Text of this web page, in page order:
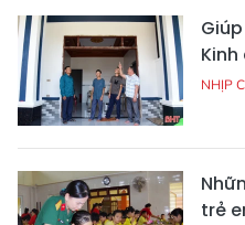
NHỊP
trẻ